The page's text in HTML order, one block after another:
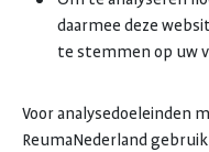
daarmee deze
te stemmen op uw
Voor analysedoeleinden
ReumaNederland